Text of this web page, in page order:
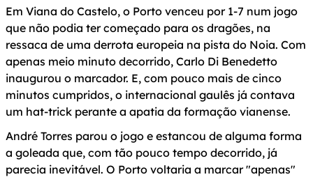
Em Viana do Castelo, o Porto venceu por 1-7 num jogo
que não podia ter começado para os dragões, na
ressaca de uma derrota europeia na pista do Noia. Com
apenas meio minuto decorrido, Carlo Di Benedetto
inaugurou o marcador. E, com pouco mais de cinco
minutos cumpridos, o internacional gaulês já contava
um hat-trick perante a apatia da formação vianense.
André Torres parou o jogo e estancou de alguma forma
a goleada que, com tão pouco tempo decorrido, já
parecia inevitável. O Porto voltaria a marcar "apenas"